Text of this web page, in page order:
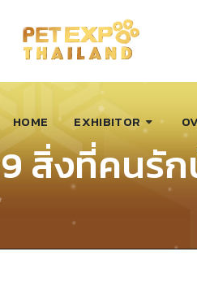
HOME EXHIBITOR
9 สิ่งที่คนรั